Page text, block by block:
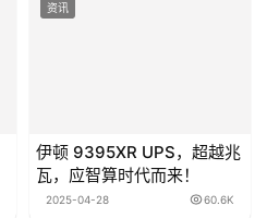
资讯
伊顿 9395XR UPS，超越兆
瓦，应智算时代而来！
2025-04-28 60.6K